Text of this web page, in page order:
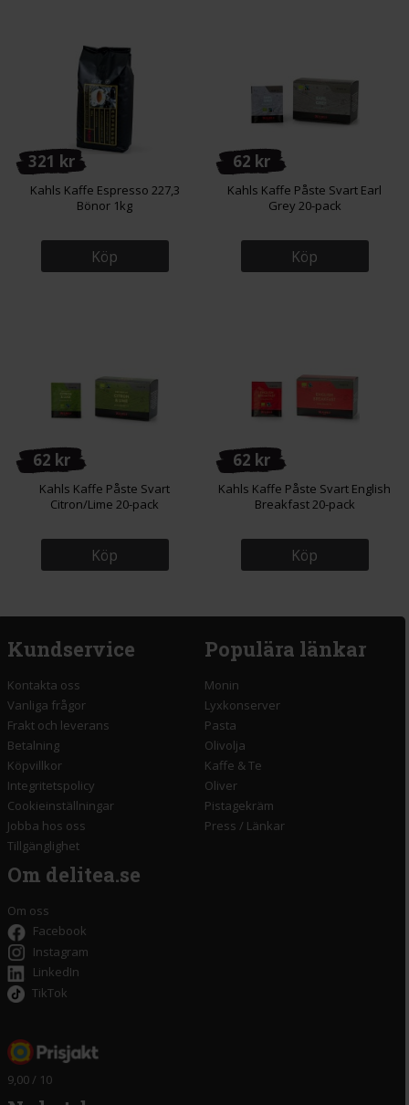
321 kr
Kahls Kaffe Espresso 227,3
Bönor 1kg
Köp
62 kr
Kahls Kaffe Påste Svart Earl
Grey 20-pack
Köp
62 kr
Kahls Kaffe Påste Svart
Citron/Lime 20-pack
Köp
62 kr
Kahls Kaffe Påste Svart English
Breakfast 20-pack
Köp
Kundservice
Kontakta oss
Vanliga frågor
Frakt och leverans
Betalning
Köpvillkor
Integritetspolicy
Cookieinställningar
Jobba hos oss
Tillgänglighet
Populära länkar
Monin
Lyxkonserver
Pasta
Olivolja
Kaffe & Te
Oliver
Pistagekräm
Press / Länkar
Om delitea.se
Om oss
Facebook
Instagram
LinkedIn
TikTok
9,00 / 10